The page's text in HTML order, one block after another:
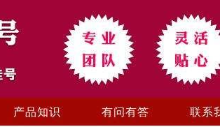
产品知识 有问有答 联系